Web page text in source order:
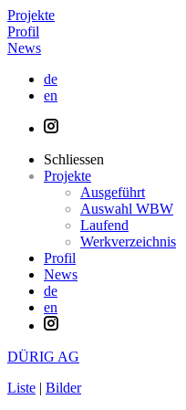
Projekte
Profil
News
de
en
Schliessen
Projekte
Ausgeführt
Auswahl WBW
Laufend
Werkverzeichnis
Profil
News
de
en
DÜRIG AG
Liste | Bilder